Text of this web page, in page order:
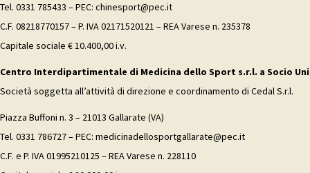
Tel. 0331 785433 – PEC: chinesport@pec.it
C.F. 08218770157 – P. IVA 02171520121 – REA Varese n. 235378
Capitale sociale € 10.400,00 i.v.
Centro Interdipartimentale di Medicina dello Sport s.r.l. a Socio
Società soggetta all’attività di direzione e coordinamento di Cedal S.r.l.
Piazza Buffoni n. 3 – 21013 Gallarate (VA)
Tel. 0331 786727 – PEC: medicinadellosportgallarate@pec.it
C.F. e P. IVA 01995210125 – REA Varese n. 228110